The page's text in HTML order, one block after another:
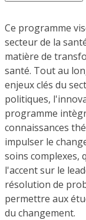
Ce programme
secteur de la
matière de
santé. Tout au
enjeux clés du
politiques,
programme
connaissances
impulser le
soins complexes,
l'accent sur le
résolution de
permettre aux
du changement.